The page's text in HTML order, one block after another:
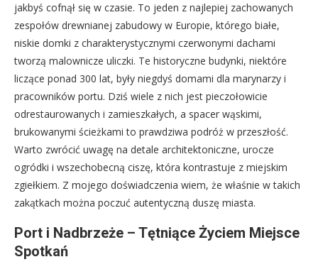
jakbyś cofnął się w czasie. To jeden z najlepiej zachowanych
zespołów drewnianej zabudowy w Europie, którego białe,
niskie domki z charakterystycznymi czerwonymi dachami
tworzą malownicze uliczki. Te historyczne budynki, niektóre
liczące ponad 300 lat, były niegdyś domami dla marynarzy i
pracowników portu. Dziś wiele z nich jest pieczołowicie
odrestaurowanych i zamieszkałych, a spacer wąskimi,
brukowanymi ścieżkami to prawdziwa podróż w przeszłość.
Warto zwrócić uwagę na detale architektoniczne, urocze
ogródki i wszechobecną ciszę, która kontrastuje z miejskim
zgiełkiem. Z mojego doświadczenia wiem, że właśnie w takich
zakątkach można poczuć autentyczną duszę miasta.
Port i Nadbrzeże – Tętniące Życiem Miejsce
Spotkań